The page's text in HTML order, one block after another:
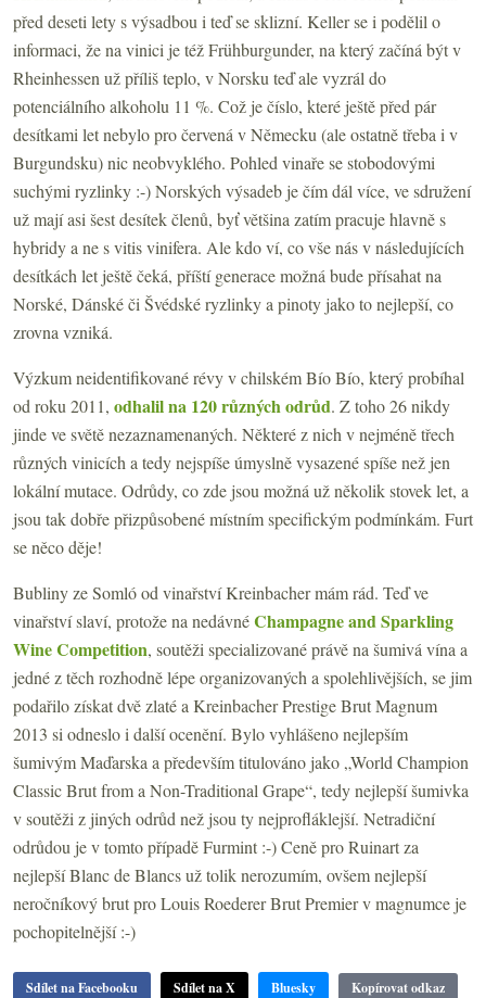
před deseti lety s výsadbou i teď se sklizní. Keller se i podělil o
informaci, že na vinici je též Frühburgunder, na který začíná být v
Rheinhessen už příliš teplo, v Norsku teď ale vyzrál do
potenciálního alkoholu 11 %. Což je číslo, které ještě před pár
desítkami let nebylo pro červená v Německu (ale ostatně třeba i v
Burgundsku) nic neobvyklého. Pohled vinaře se stobodovými
suchými ryzlinky :-) Norských výsadeb je čím dál více, ve sdružení
už mají asi šest desítek členů, byť většina zatím pracuje hlavně s
hybridy a ne s vitis vinifera. Ale kdo ví, co vše nás v následujících
desítkách let ještě čeká, příští generace možná bude přísahat na
Norské, Dánské či Švédské ryzlinky a pinoty jako to nejlepší, co
zrovna vzniká.
Výzkum neidentifikované révy v chilském Bío Bío, který probíhal
od roku 2011, odhalil na 120 různých odrůd. Z toho 26 nikdy
jinde ve světě nezaznamenaných. Některé z nich v nejméně třech
různých vinicích a tedy nejspíše úmyslně vysazené spíše než jen
lokální mutace. Odrůdy, co zde jsou možná už několik stovek let, a
jsou tak dobře přizpůsobené místním specifickým podmínkám. Furt
se něco děje!
Bubliny ze Somló od vinařství Kreinbacher mám rád. Teď ve
vinařství slaví, protože na nedávnéChampagne and Sparkling
Wine Competition, soutěži specializované právě na šumivá vína a
jedné z těch rozhodně lépe organizovaných a spolehlivějších, se jim
podařilo získat dvě zlaté a Kreinbacher Prestige Brut Magnum
2013 si odneslo i další ocenění. Bylo vyhlášeno nejlepším
šumivým Maďarska a především titulováno jako „World Champion
Classic Brut from a Non-Traditional Grape“, tedy nejlepší šumivka
v soutěži z jiných odrůd než jsou ty nejprofláklejší. Netradiční
odrůdou je v tomto případě Furmint :-) Ceně pro Ruinart za
nejlepší Blanc de Blancs už tolik nerozumím, ovšem nejlepší
neročníkový brut pro Louis Roederer Brut Premier v magnumce je
pochopitelnější :-)
Sdílet na Facebooku Sdílet na X Bluesky Kopírovat odkaz